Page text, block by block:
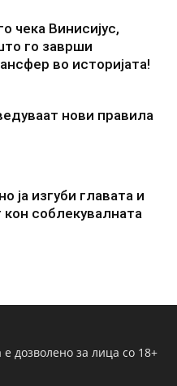
чека Винисијус,
го заврши
во историјата!
нови правила
ја изгуби главата и
кон соблекувалната
дозволено за лица со 18+